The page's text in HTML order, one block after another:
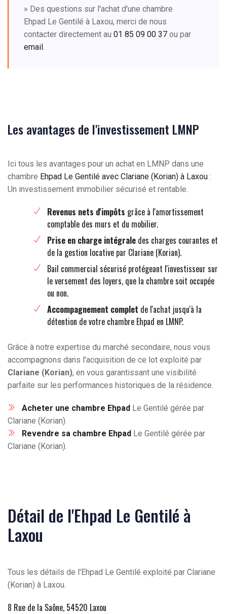
» Des questions sur l'achat d'une chambre
Ehpad Le Gentilé à Laxou, merci de nous
contacter directement au 01 85 09 00 37 ou par
email.
Les avantages de l'investissement LMNP
Ici tous les avantages pour un achat en LMNP dans une
chambre Ehpad Le Gentilé avec Clariane (Korian) à Laxou :
Un investissement immobilier sécurisé et rentable.
Revenus nets d'impôts grâce à l'amortissement
comptable des murs et du mobilier.
Prise en charge intégrale des charges courantes et
de la gestion locative par Clariane (Korian).
Bail commercial sécurisé protégeant l'investisseur sur
le versement des loyers, que la chambre soit occupée
ou non.
Accompagnement complet de l'achat jusqu'à la
détention de votre chambre Ehpad en LMNP.
Grâce à notre expertise du marché secondaire, nous vous
accompagnons dans l'acquisition de ce lot exploité par
Clariane (Korian), en vous garantissant une visibilité
parfaite sur les performances historiques de la résidence.
Acheter une chambre Ehpad Le Gentilé gérée par
Clariane (Korian).
Revendre sa chambre Ehpad Le Gentilé gérée par
Clariane (Korian).
Détail de l'Ehpad Le Gentilé à
Laxou
Tous les détails de l'Ehpad Le Gentilé exploité par Clariane
(Korian) à Laxou.
8 Rue de la Saône, 54520 Laxou